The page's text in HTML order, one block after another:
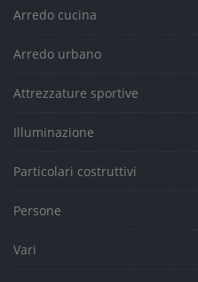
Arredo cucina
Arredo urbano
Attrezzature sportive
Illuminazione
Particolari costruttivi
Persone
Vari